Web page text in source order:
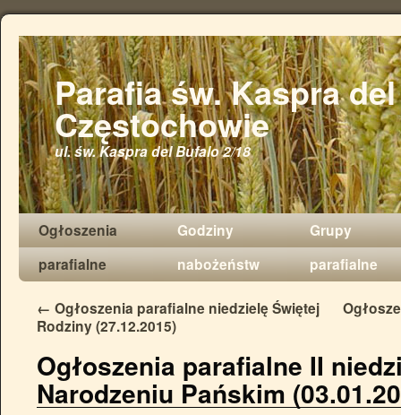
Parafia św. Kaspra
Częstochowie
ul. św. Kaspra del Bufalo 2/18
Ogłoszenia
parafialne
Godziny
nabożeństw
Grupy
parafialne
← Ogłoszenia parafialne niedzielę Świętej
Rodziny (27.12.2015)
Ogłoszenia parafialne II
Narodzeniu Pańskim